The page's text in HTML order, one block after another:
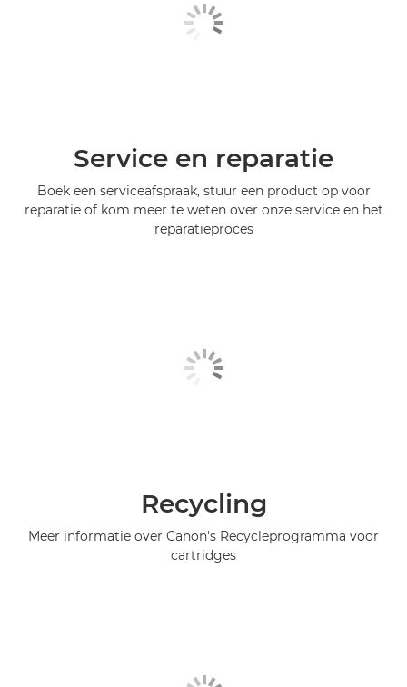
Service en reparatie
Boek een serviceafspraak, stuur een product op voor
reparatie of kom meer te weten over onze service en het
reparatieproces
Recycling
Meer informatie over Canon's Recycleprogramma voor
cartridges